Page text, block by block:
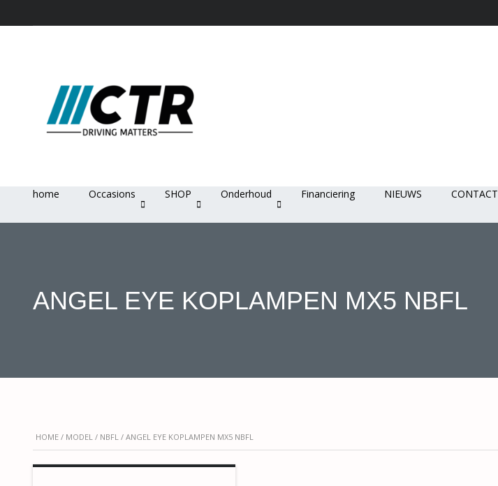
home Occasions SHOP Onderhoud Financiering NIEUWS CONTACT
ANGEL EYE KOPLAMPEN MX5 NBFL
HOME / MODEL / NBFL / ANGEL EYE KOPLAMPEN MX5 NBFL